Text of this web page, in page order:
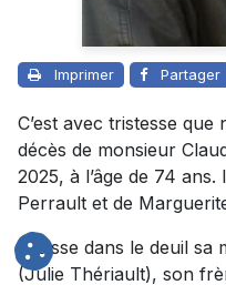
Imprimer Partager
C’est avec tristesse
décès de monsieur
2025, à l’âge de 74
Perrault et de
Il laisse dans le deuil sa
(Julie Thériault), son